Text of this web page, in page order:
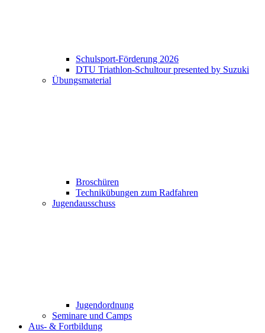
Schulsport-Förderung 2026
DTU Triathlon-Schultour presented by Suzuki
Übungsmaterial
Broschüren
Technikübungen zum Radfahren
Jugendausschuss
Jugendordnung
Seminare und Camps
Aus- & Fortbildung